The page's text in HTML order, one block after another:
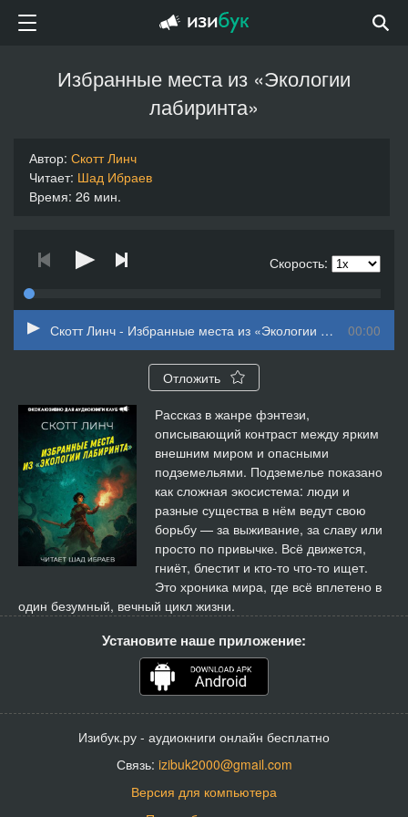
Избранные места из «Экологии
лабиринта»
Автор: Скотт Линч
Читает: Шад Ибраев
Время: 26 мин.
Скорость:
00:00
Скотт Линч - Избранные места из «Экологии лабиринта» (читает Шад Ибраев)
Отложить
Рассказ в жанре фэнтези,
описывающий контраст между ярким
внешним миром и опасными
подземельями. Подземелье показано
как сложная экосистема: люди и
разные существа в нём ведут свою
борьбу — за выживание, за славу или
просто по привычке. Всё движется,
гниёт, блестит и кто-то что-то ищет.
Это хроника мира, где всё вплетено в
один безумный, вечный цикл жизни.
Установите наше приложение:
Изибук.ру - аудиокниги онлайн бесплатно
Связь: izibuk2000@gmail.com
Версия для компьютера